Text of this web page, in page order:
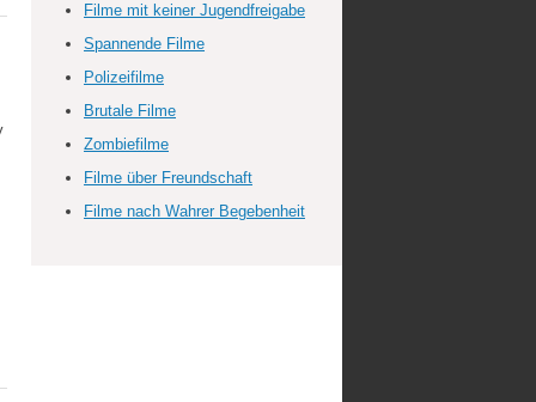
Filme mit keiner Jugendfreigabe
Spannende Filme
Polizeifilme
Brutale Filme
Zombiefilme
Filme über Freundschaft
Filme nach Wahrer Begebenheit